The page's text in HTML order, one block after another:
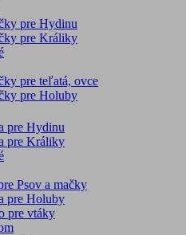
pre Hydinu
pre Králiky
pre teľatá, ovce
pre Holuby
pre Hydinu
pre Králiky
Psov a mačky
pre Holuby
pre vtáky